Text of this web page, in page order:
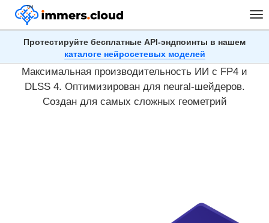
Протестируйте бесплатные API-эндпоинты в нашем
каталоге нейросетевых моделей
™
Облачные серверы с RTX 5090
Максимальная производительность ИИ с FP4 и
DLSS 4. Оптимизирован для neural-шейдеров.
Создан для самых сложных геометрий